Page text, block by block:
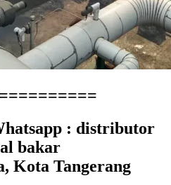
: distributor
bakar
Kota Tangerang